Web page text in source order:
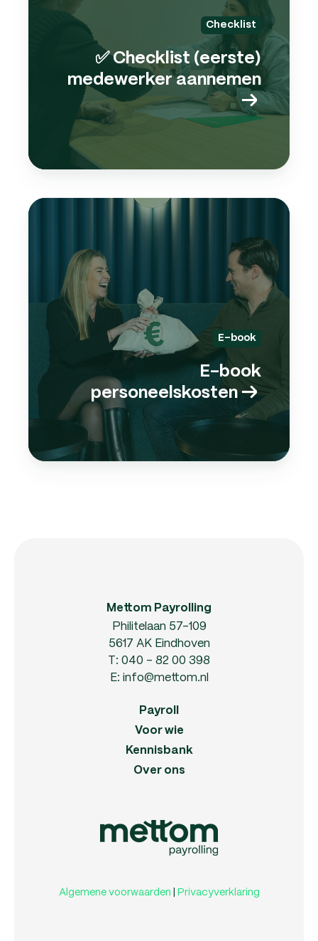
Checklist
✅ Checklist (eerste)
medewerker aannemen
→
E-book
E-book
personeelskosten→
Mettom Payrolling
Philitelaan 57-109
5617 AK Eindhoven
T: 040 - 82 00 398
E: info@mettom.nl
Payroll
Voor wie
Kennisbank
Over ons
Algemene voorwaarden|Privacyverklaring